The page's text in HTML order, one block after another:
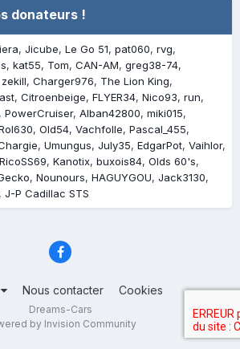
donateurs !
Jicube Le Go 51 pat060 rvg
kat55 Tom CAN-AM greg38-74
zekill Charger976
The Lion King
Citroenbeige FLYER34 Nico93 run
PowerCruiser Alban42800 miki015
Old54 Vachfolle Pascal_455
Umungus July35 EdgarPot Vaihlor
RicoSS69 Kanotix buxois84 Olds 60's
Nounours HAGUYGOU Jack3130
J-P Cadillac STS
Nous contacter Cookies
Dreams-Cars
by Invision Community